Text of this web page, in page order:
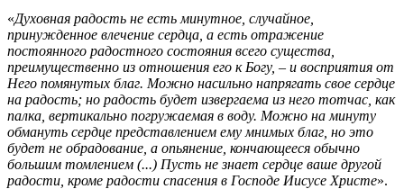
«Духовная радость не есть минутное, случайное,
принужденное влечение сердца, а есть отражение
постоянного радостного состояния всего существа,
преимущественно из отношения его к Богу, – и восприятия от
Него помянутых благ. Можно насильно напрягать свое сердце
на радость; но радость будет извергаема из него тотчас, как
палка, вертикально погружаемая в воду. Можно на минуту
обмануть сердце представлением ему мнимых благ, но это
будет не обрадование, а опьянение, кончающееся обычно
большим томлением (...) Пусть не знает сердце ваше другой
радости, кроме радости спасения в Господе Иисусе Христе».